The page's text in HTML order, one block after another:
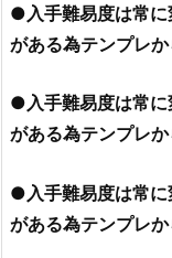
●入手難易度は常に
がある為テンプレ
●入手難易度は常に
がある為テンプレ
●入手難易度は常に
がある為テンプレ